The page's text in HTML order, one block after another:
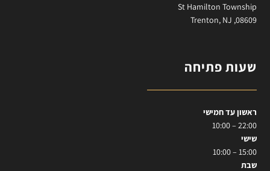
St Hamilton Township
Trenton, NJ ,08609
שעות פתיחה
ראשון עד חמישי
22:00 – 10:00
שישי
15:00 – 10:00
שבת